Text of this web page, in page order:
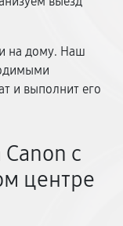
на дому. Наш
и выполнит его
с
центре